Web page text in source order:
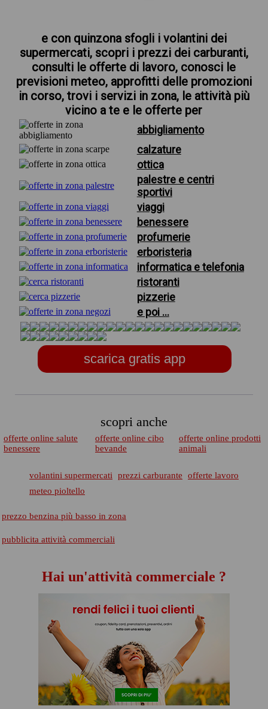
e con quinzona sfogli i volantini dei
supermercati, scopri i prezzi dei carburanti,
consulti le offerte di lavoro, conosci le
previsioni meteo, approfitti delle promozioni
in corso, trovi i servizi in zona, le attività più
vicino a te e le offerte per
abbigliamento
calzature
ottica
palestre e centri
sportivi
viaggi
benessere
profumerie
erboristeria
informatica e telefonia
ristoranti
pizzerie
e poi ...
scarica gratis app
scopri anche
offerte online salute
benessere
offerte online cibo
bevande
offerte online prodotti
animali
volantini supermercati prezzi carburante
offerte lavoro
meteo pioltello
prezzo benzina più basso in zona
pubblicita attività commerciali
Hai un'attività commerciale ?